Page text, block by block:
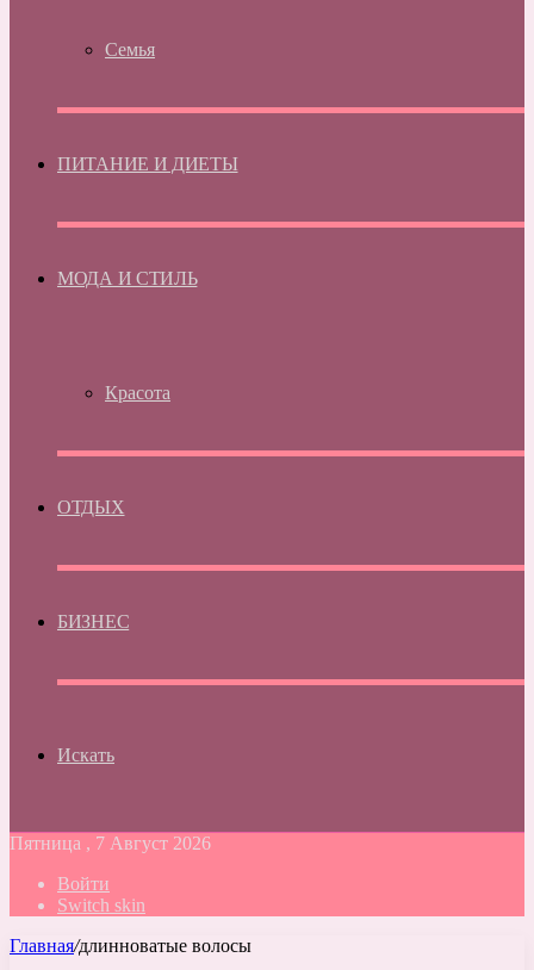
Семья
ПИТАНИЕ И ДИЕТЫ
МОДА И СТИЛЬ
Красота
ОТДЫХ
БИЗНЕС
Искать
Пятница , 7 Август 2026
Войти
Switch skin
Главная/длинноватые волосы